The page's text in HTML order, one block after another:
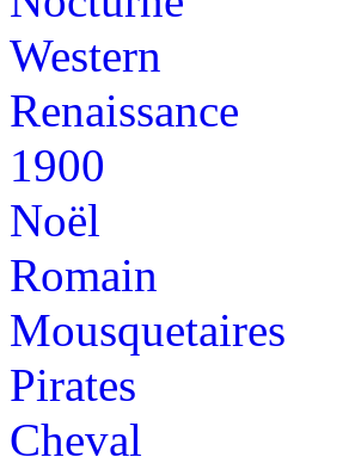
Western
Renaissance
1900
Noël
Romain
Mousquetaires
Pirates
Cheval